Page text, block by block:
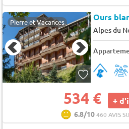
Pierre et Vacances Ours
Alpes du
534 € +
6.8/10460 AVIS